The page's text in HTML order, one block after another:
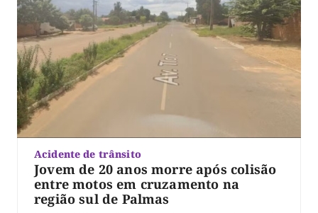
Acidente de trânsito
Jovem de 20 anos morre após colisão
entre motos em cruzamento na
região sul de Palmas